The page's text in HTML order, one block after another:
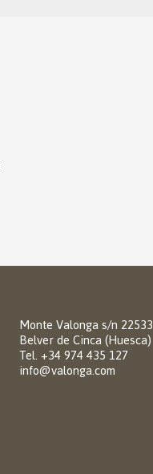
Monte Valonga s/n 22533
Belver de Cinca (Huesca)
Tel. +34 974 435 127
info@valonga.com